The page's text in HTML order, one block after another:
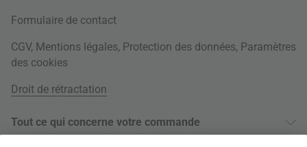
Formulaire de contact
CGV, Mentions légales, Protection des données, Paramètres
des cookies
Droit de rétractation
Tout ce qui concerne votre commande